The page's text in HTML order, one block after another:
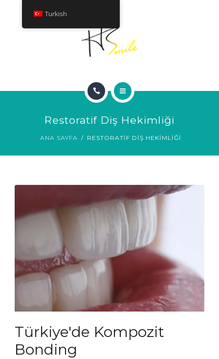
HAKKINDA
Restoratif Diş Hekimliği
ANA SAYFA RESTORATIF DIŞ HEKIMLIĞI
Türkiye'de Kompozit
Bonding
Turkish